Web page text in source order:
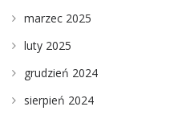
marzec 2025
luty 2025
grudzień 2024
sierpień 2024